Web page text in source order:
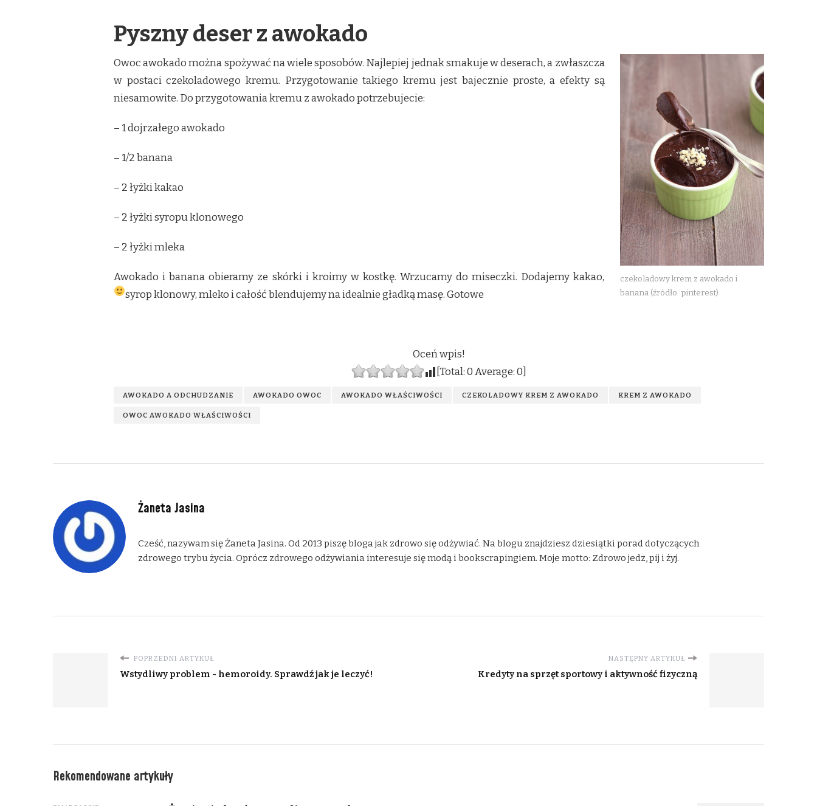
Pyszny deser z awokado
czekoladowy krem z awokado i
banana (źródło: pinterest)
Owoc awokado można spożywać na wiele sposobów. Najlepiej jednak smakuje w deserach, a zwłaszcza
w postaci czekoladowego kremu. Przygotowanie takiego kremu jest bajecznie proste, a efekty są
niesamowite. Do przygotowania kremu z awokado potrzebujecie:
– 1 dojrzałego awokado
– 1/2 banana
– 2 łyżki kakao
– 2 łyżki syropu klonowego
– 2 łyżki mleka
Awokado i banana obieramy ze skórki i kroimy w kostkę. Wrzucamy do miseczki. Dodajemy kakao,
syrop klonowy, mleko i całość blendujemy na idealnie gładką masę. Gotowe
Oceń wpis!
[Total:0Average:0]
AWOKADO A ODCHUDZANIE AWOKADO OWOC AWOKADO WŁAŚCIWOŚCI CZEKOLADOWY KREM Z AWOKADO KREM Z AWOKADO
OWOC AWOKADO WŁAŚCIWOŚCI
Żaneta Jasina
Cześć, nazywam się Żaneta Jasina. Od 2013 piszę bloga jak zdrowo się odżywiać. Na blogu znajdziesz dziesiątki porad dotyczących
zdrowego trybu życia. Oprócz zdrowego odżywiania interesuje się modą i bookscrapingiem. Moje motto: Zdrowo jedz, pij i żyj.
POPRZEDNI ARTYKUŁ
Wstydliwy problem - hemoroidy. Sprawdź jak je leczyć!
NASTĘPNY ARTYKUŁ
Kredyty na sprzęt sportowy i aktywność fizyczną
Rekomendowane artykuły